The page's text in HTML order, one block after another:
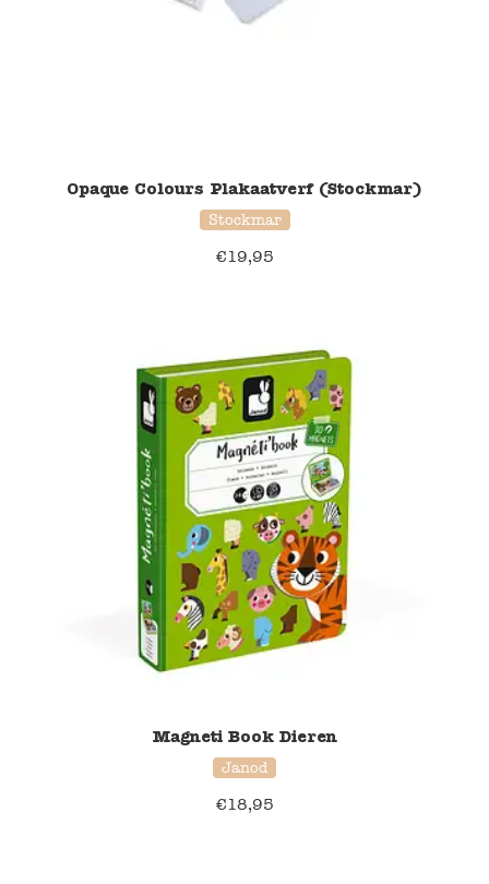
Opaque Colours Plakaatverf (Stockmar)
Stockmar
€19,95
Magneti Book Dieren
Janod
€18,95